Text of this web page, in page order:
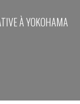
À YOKOHAMA